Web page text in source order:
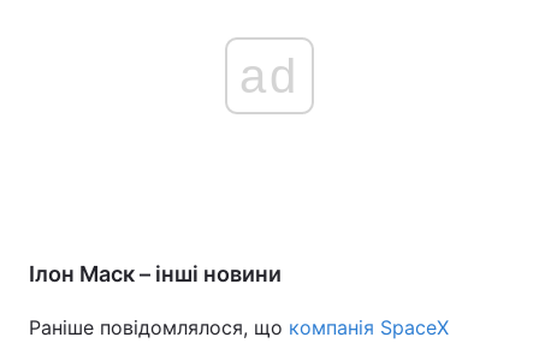
ad
Ілон Маск – інші новини
Раніше повідомлялося, що компанія SpaceX